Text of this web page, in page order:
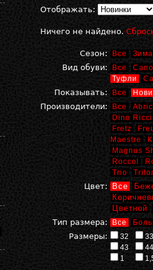
Отображать:
Ничего не найдено.
Сезон: Все Зима
Вид обуви: Все
Туфли
Показывать: Все
Производители: Все
Dino Ricci
Fretz
Maestre
Magnus
Roccol
Trio
Цвет: Все
Цветной
Тип размера:
Все
Размеры: 32
33
43
44
1